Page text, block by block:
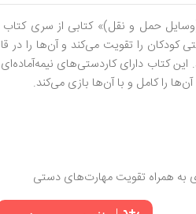
(وسایل حمل و نقل)» کتابی از سری
کودکان را تقویت می‌کند و آن‌ها را در
این کتاب دارای کاردستی‌های
را کامل و با آن‌ها بازی می‌کند.
به همراه تقویت مهارت‌های دستی